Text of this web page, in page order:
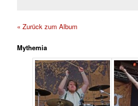
« Zurück zum Album
Mythemia